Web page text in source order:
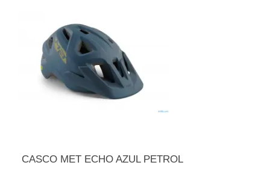
CASCO MET ECHO AZUL PETROL